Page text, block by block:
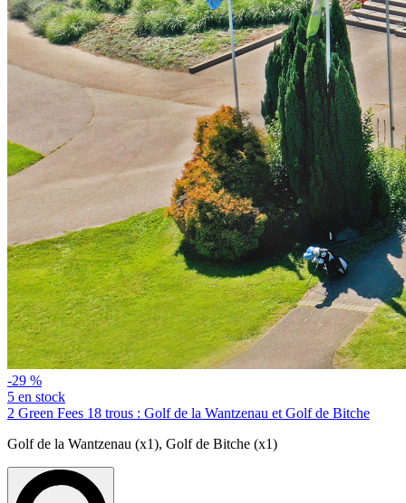
-29 %
5 en stock
2 Green Fees 18 trous : Golf de la Wantzenau et Golf de Bitche
Golf de la Wantzenau (x1), Golf de Bitche (x1)